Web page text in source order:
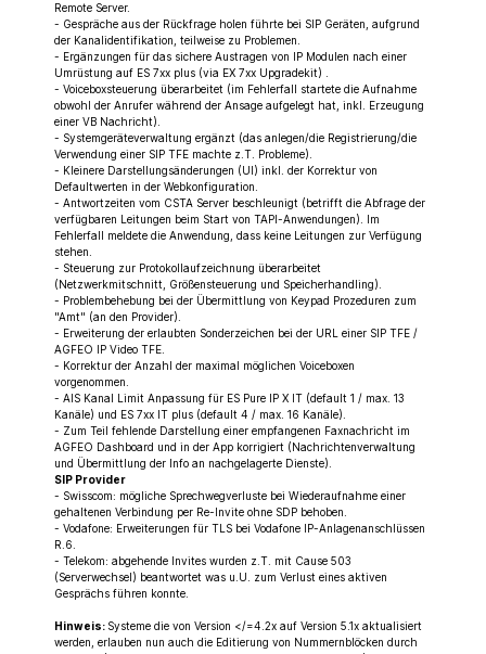
Remote Server.
- Gespräche aus der Rückfrage holen führte bei SIP Geräten, aufgrund
der Kanalidentifikation, teilweise zu Problemen.
- Ergänzungen für das sichere Austragen von IP Modulen nach einer
Umrüstung auf ES 7xx plus (via EX 7xx Upgradekit) .
- Voiceboxsteuerung überarbeitet (im Fehlerfall startete die Aufnahme
obwohl der Anrufer während der Ansage aufgelegt hat, inkl. Erzeugung
einer VB Nachricht).
- Systemgeräteverwaltung ergänzt (das anlegen/die Registrierung/die
Verwendung einer SIP TFE machte z.T. Probleme).
- Kleinere Darstellungsänderungen (UI) inkl. der Korrektur von
Defaultwerten in der Webkonfiguration.
- Antwortzeiten vom CSTA Server beschleunigt (betrifft die Abfrage der
verfügbaren Leitungen beim Start von TAPI-Anwendungen). Im
Fehlerfall meldete die Anwendung, dass keine Leitungen zur Verfügung
stehen.
- Steuerung zur Protokollaufzeichnung überarbeitet
(Netzwerkmitschnitt, Größensteuerung und Speicherhandling).
- Problembehebung bei der Übermittlung von Keypad Prozeduren zum
"Amt" (an den Provider).
- Erweiterung der erlaubten Sonderzeichen bei der URL einer SIP TFE /
AGFEO IP Video TFE.
- Korrektur der Anzahl der maximal möglichen Voiceboxen
vorgenommen.
- AIS Kanal Limit Anpassung für ES Pure IP X IT (default 1 / max. 13
Kanäle) und ES 7xx IT plus (default 4 / max. 16 Kanäle).
- Zum Teil fehlende Darstellung einer empfangenen Faxnachricht im
AGFEO Dashboard und in der App korrigiert (Nachrichtenverwaltung
und Übermittlung der Info an nachgelagerte Dienste).
SIP Provider
- Swisscom: mögliche Sprechwegverluste bei Wiederaufnahme einer
gehaltenen Verbindung per Re-Invite ohne SDP behoben.
- Vodafone: Erweiterungen für TLS bei Vodafone IP-Anlagenanschlüssen
R.6.
- Telekom: abgehende Invites wurden z.T. mit Cause 503
(Serverwechsel) beantwortet was u.U. zum Verlust eines aktiven
Gesprächs führen konnte.
Hinweis: Systeme die von Version </=4.2x auf Version 5.1x aktualisiert
werden, erlauben nun auch die Editierung von Nummernblöcken durch